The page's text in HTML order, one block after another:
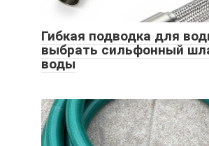
Гибкая подводка для
выбрать сильфонный
воды